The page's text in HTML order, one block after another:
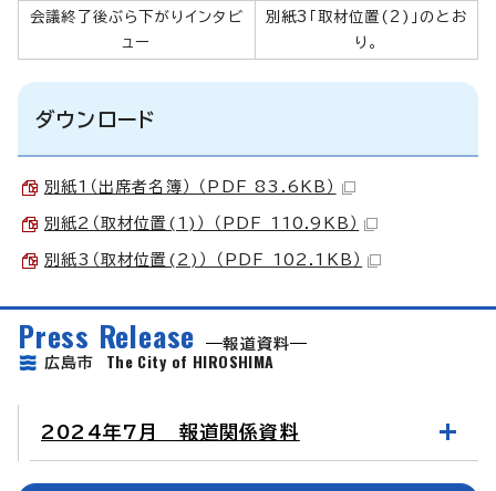
会議終了後ぶら下がりインタビ
ュー
別紙3「取材位置(2)」のとお
り。
ダウンロード
別紙1（出席者名簿） （PDF 83.6KB）
別紙2（取材位置(1)） （PDF 110.9KB）
別紙3（取材位置(2)） （PDF 102.1KB）
Press Release
報道資料
広島市 The City of HIROSHIMA
2024年7月 報道関係資料